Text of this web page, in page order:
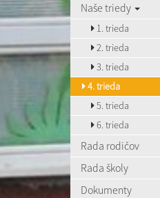
Naše triedy
1. trieda
2. trieda
3. trieda
4. trieda
5. trieda
6. trieda
Rada rodičov
Rada školy
Dokumenty